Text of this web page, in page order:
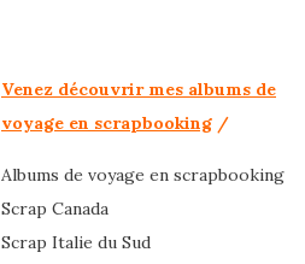
Venez découvrir mes albums de
voyage en scrapbooking /
Albums de voyage en scrapbooking
Scrap Canada
Scrap Italie du Sud